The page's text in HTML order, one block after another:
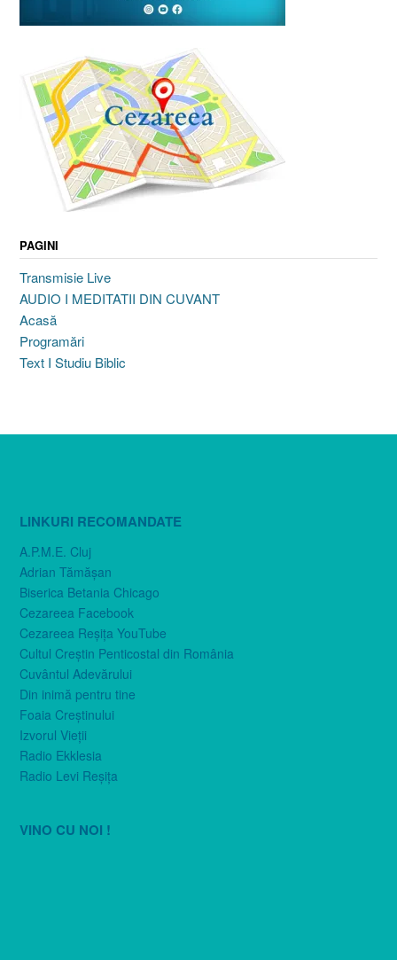
PAGINI
Transmisie Live
AUDIO I MEDITATII DIN CUVANT
Acasă
Programări
Text I Studiu Biblic
LINKURI RECOMANDATE
A.P.M.E. Cluj
Adrian Tămăşan
Biserica Betania Chicago
Cezareea Facebook
Cezareea Reşiţa YouTube
Cultul Creştin Penticostal din România
Cuvântul Adevărului
Din inimă pentru tine
Foaia Creştinului
Izvorul Vieţii
Radio Ekklesia
Radio Levi Reşiţa
VINO CU NOI !